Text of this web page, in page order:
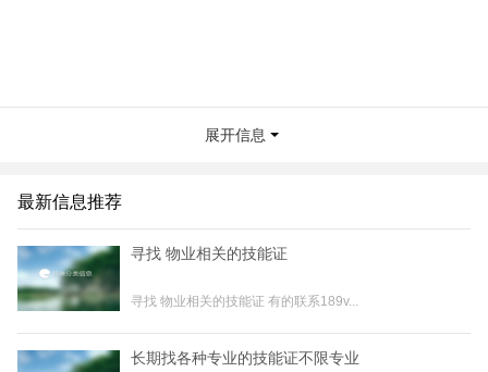
展开信息
最新信息推荐
寻找 物业相关的技能证
寻找 物业相关的技能证 有的联系189v...
长期找各种专业的技能证不限专业